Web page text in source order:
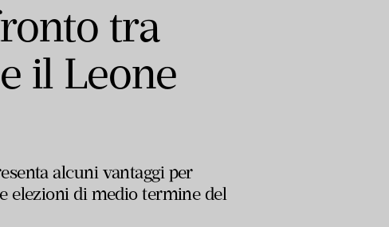
tra
il Leone
alcuni vantaggi per
elezioni di medio termine del